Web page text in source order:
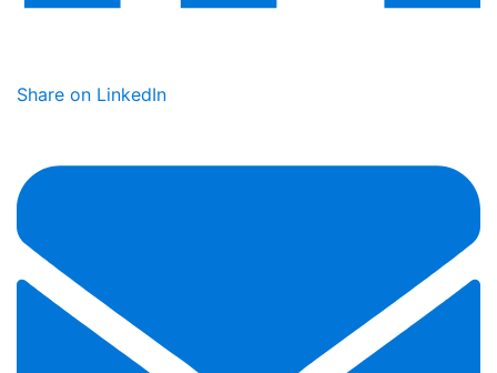
Share on LinkedIn